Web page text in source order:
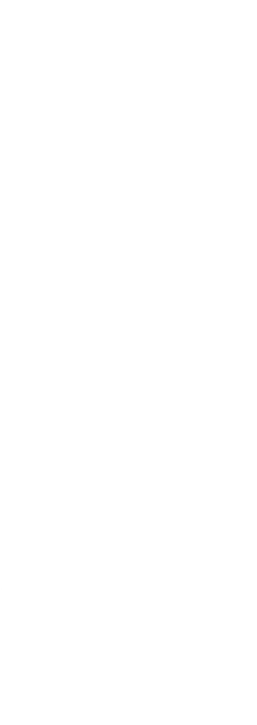
на спорт